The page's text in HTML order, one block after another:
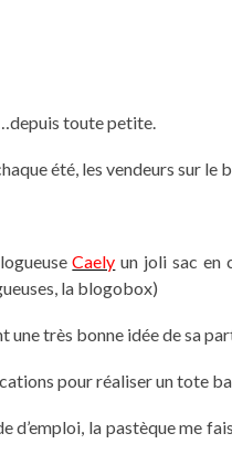
toute petite.
été, les vendeurs sur le
Caely un joli sac en
la blogobox)
une très bonne idée de sa
pour réaliser un tote
d’emploi, la pastèque me